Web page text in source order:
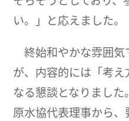
い。」と応えました。
終始和やかな雰囲気
が、内容的には「考
なる懇談となりまし
原水協代表理事から